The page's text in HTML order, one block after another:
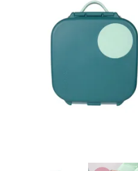
Misky, príbory
Skladovanie potravín
Výbava na príkrmy